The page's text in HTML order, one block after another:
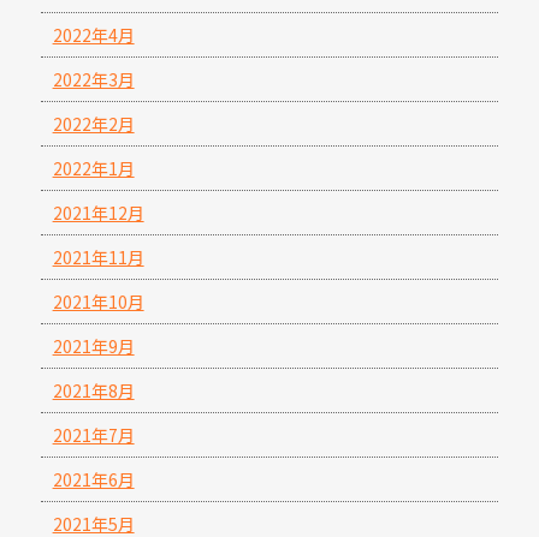
2022年4月
2022年3月
2022年2月
2022年1月
2021年12月
2021年11月
2021年10月
2021年9月
2021年8月
2021年7月
2021年6月
2021年5月